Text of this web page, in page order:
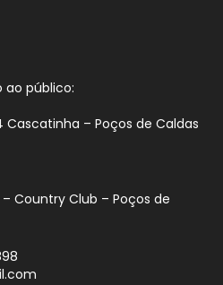
ao público:
Cascatinha – Poços de Caldas
Country Club – Poços de